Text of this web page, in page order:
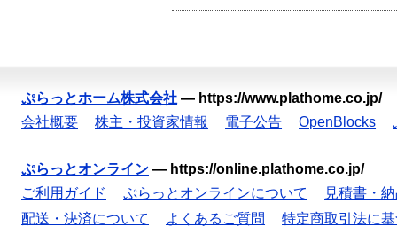
ぷらっとホーム株式会社 — https://www.plathome.co.jp/
会社概要
株主・投資家情報 電子公告 OpenBlocks
ぷらっとオンライン — https://online.plathome.co.jp/
ご利用ガイド
ぷらっとオンラインについて
見積書・
配送・決済について
よくあるご質問
特定商取引法に